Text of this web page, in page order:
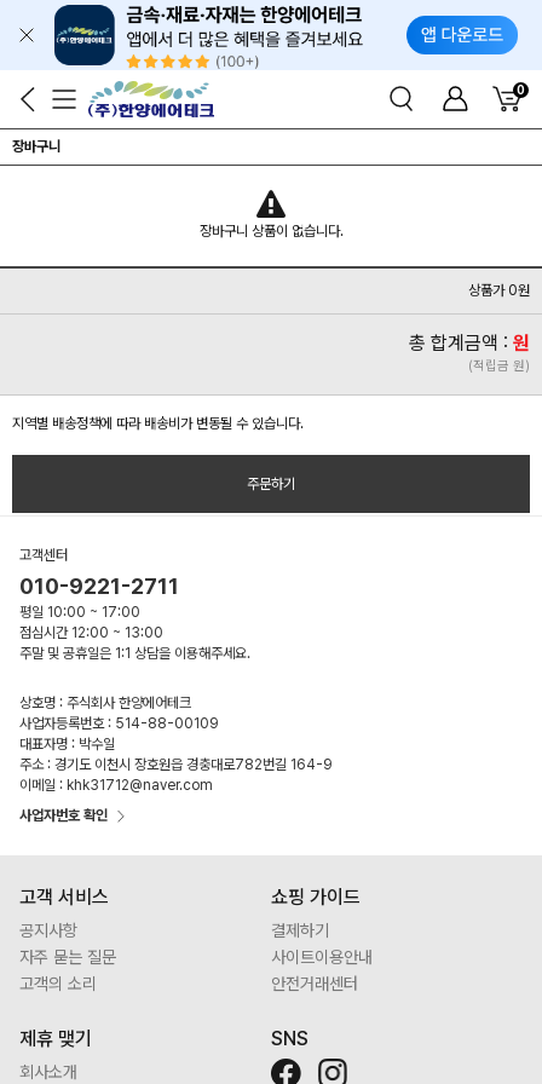
0
장바구니
장바구니 상품이 없습니다.
상품가 0원
총 합계금액 : 원
(적립금 원)
지역별 배송정책에 따라 배송비가 변동될 수 있습니다.
주문하기
고객센터
010-9221-2711
평일 10:00 ~ 17:00
점심시간 12:00 ~ 13:00
주말 및 공휴일은 1:1 상담을 이용해주세요.
상호명 : 주식회사 한양에어테크
사업자등록번호 : 514-88-00109
대표자명 : 박수일
주소 : 경기도 이천시 장호원읍 경충대로782번길 164-9
이메일 : khk31712@naver.com
사업자번호 확인
고객 서비스
공지사항
자주 묻는 질문
고객의 소리
쇼핑 가이드
결제하기
사이트이용안내
안전거래센터
제휴 맺기
회사소개
SNS